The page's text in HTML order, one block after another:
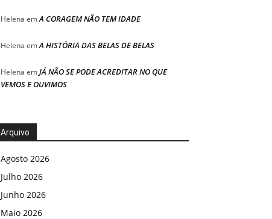
Helena emA CORAGEM NÃO TEM IDADE
Helena emA HISTÓRIA DAS BELAS DE BELAS
Helena emJÁ NÃO SE PODE ACREDITAR NO QUE
VEMOS E OUVIMOS
Arquivo
Agosto 2026
Julho 2026
Junho 2026
Maio 2026